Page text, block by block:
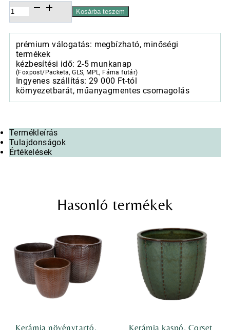
Mercer
kerámia
alátét
mézbarna
30,5cm,
mennyiség
Kosárba teszem
prémium válogatás: megbízható, minőségi
termékek
kézbesítési idő: 2-5 munkanap
(Foxpost/Packeta, GLS, MPL, Fáma futár)
Ingyenes szállítás: 29 000 Ft-tól
környezetbarát, műanyagmentes csomagolás
Termékleírás
Tulajdonságok
Értékelések
Hasonló termékek
Kerámia növénytartó, Kerámia kaspó, Corset